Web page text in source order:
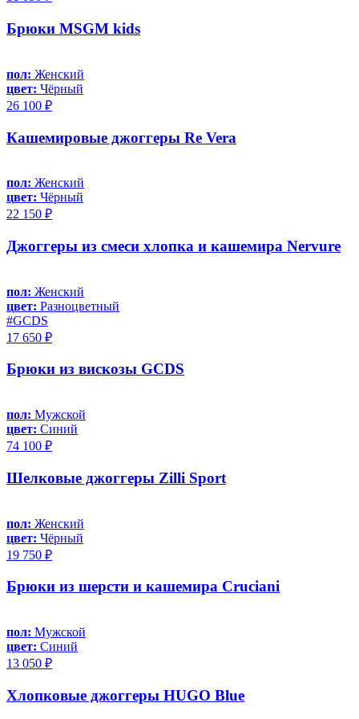
Брюки MSGM kids
пол: Женский
цвет: Чёрный
26 100 ₽
Кашемировые джоггеры Re Vera
пол: Женский
цвет: Чёрный
22 150 ₽
Джоггеры из смеси хлопка и кашемира Nervure
пол: Женский
цвет: Разноцветный
#GCDS
17 650 ₽
Брюки из вискозы GCDS
пол: Мужской
цвет: Синий
74 100 ₽
Шелковые джоггеры Zilli Sport
пол: Женский
цвет: Чёрный
19 750 ₽
Брюки из шерсти и кашемира Cruciani
пол: Мужской
цвет: Синий
13 050 ₽
Хлопковые джоггеры HUGO Blue